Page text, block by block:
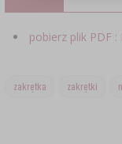
pobierz plik PDF
zakrętka zakrętki